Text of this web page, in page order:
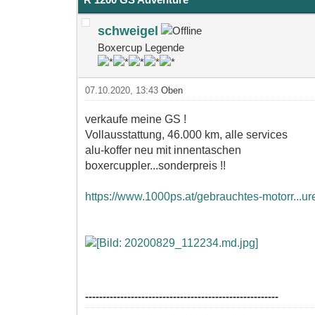
schweigel
Boxercup Legende
07.10.2020, 13:43Oben
verkaufe meine GS !
Vollausstattung, 46.000 km, alle services
alu-koffer neu mit innentaschen
boxercuppler...sonderpreis !!
https://www.1000ps.at/gebrauchtes-
-------------------------------------------------------